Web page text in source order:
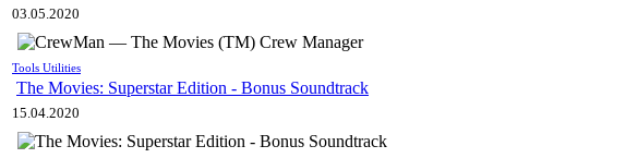
03.05.2020
Tools Utilities
The Movies: Superstar Edition - Bonus Soundtrack
15.04.2020